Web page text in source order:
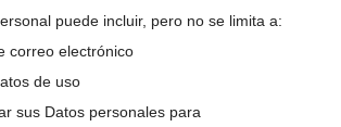
puede incluir, pero no se limita a:
correo electrónico
de uso
sus Datos personales para